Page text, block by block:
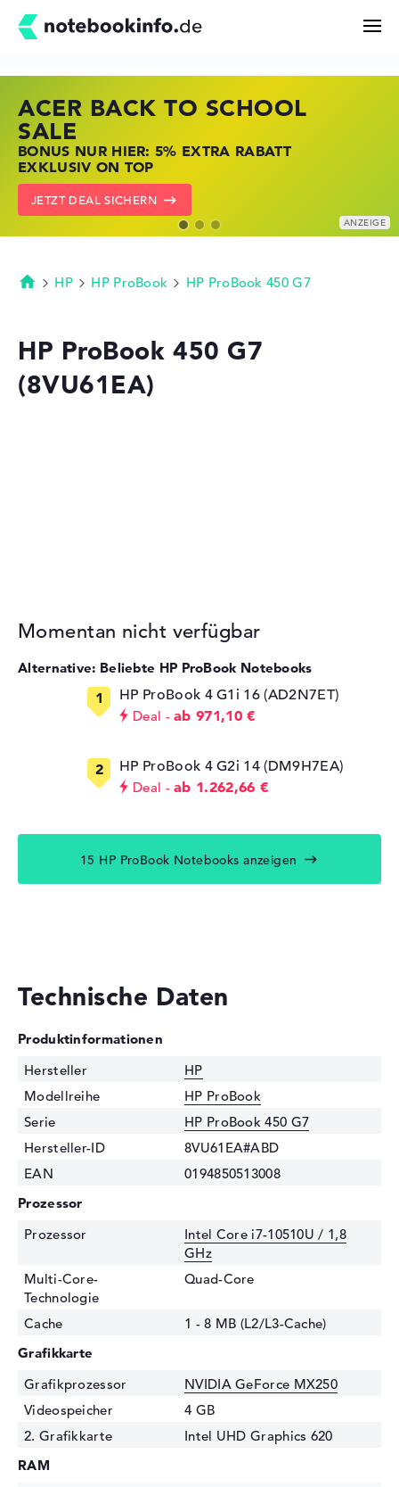
Kaufberatung
Technik & Wissen
Deals
ACER BACK TO SCHOOL
SALE
BONUS NUR HIER: 5% EXTRA RABATT
EXKLUSIV ON TOP
JETZT DEAL SICHERN
HP STORE SSV DEALS
JETZT ZUGREIFEN: NOTEBOOKS BEI HP
KRÄFTIG REDUZIERT
ZU DEN HP ANGEBOTEN
LENOVO LAPTOP DEALS
NOTEBOOKS BEI LENOVO JETZT
KRÄFTIG REDUZIERT
LENOVO DEALS ZEIGEN
Startseite
HP HP ProBook HP ProBook 450 G7
HP ProBook 450 G7
(8VU61EA)
Momentan nicht verfügbar
Alternative: Beliebte HP ProBook Notebooks
HP ProBook 4 G1i 16 (AD2N7ET)
Deal ab 971,10 €
HP ProBook 4 G2i 14 (DM9H7EA)
Deal ab 1.262,66 €
15 HP ProBook Notebooks anzeigen
Technische Daten
Produktinformationen
Hersteller
HP
Modellreihe
HP ProBook
Serie
HP ProBook 450 G7
Hersteller-ID
8VU61EA#ABD
EAN
0194850513008
Prozessor
Prozessor
Intel Core i7-10510U / 1,8
GHz
Multi-Core-
Technologie
Quad-Core
Cache
1 - 8 MB (L2/L3-Cache)
Grafikkarte
Grafikprozessor
NVIDIA GeForce MX250
Videospeicher
4 GB
2. Grafikkarte
Intel UHD Graphics 620
RAM